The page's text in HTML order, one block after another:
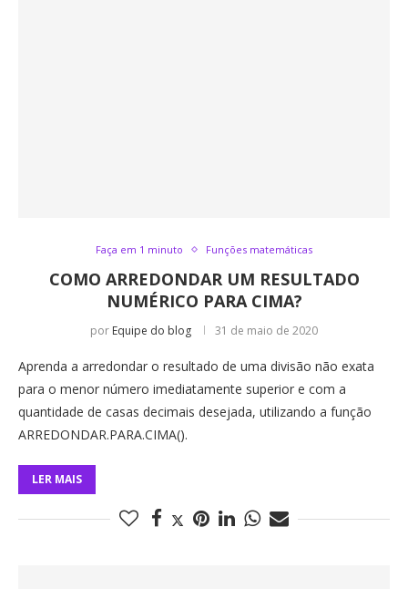
Faça em 1 minuto Funções matemáticas
COMO ARREDONDAR UM RESULTADO
NUMÉRICO PARA CIMA?
por Equipe do blog 31 de maio de 2020
Aprenda a arredondar o resultado de uma divisão não exata
para o menor número imediatamente superior e com a
quantidade de casas decimais desejada, utilizando a função
ARREDONDAR.PARA.CIMA().
LER MAIS